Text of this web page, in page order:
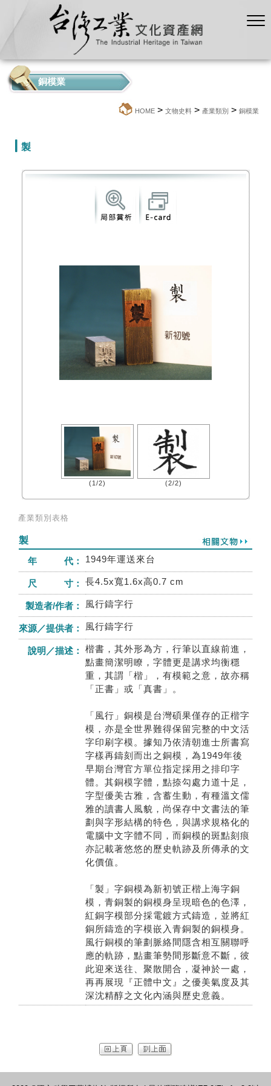
銅模業
HOME > 文物史料 > 產業類別 > 銅模業
製
(1/2) (2/2)
產業類別表格
製
年 代：
1949年運送來台
尺 寸： 長4.5x寬1.6x高0.7 cm
製造者/作者： 風行鑄字行
來源／提供者： 風行鑄字行
說明／描述：
楷書，其外形為方，行筆以直線前進，
點畫簡潔明瞭，字體更是講求均衡穩
重，其謂「楷」，有模範之意，故亦稱
「正書」或「真書」。
「風行」銅模是台灣碩果僅存的正楷字
模，亦是全世界難得保留完整的中文活
字印刷字模。據知乃依清朝進士所書寫
字樣再鑄刻而出之銅模，為1949年後
早期台灣官方單位指定採用之排印字
體。其銅模字體，點捺勾處力道十足，
字型優美古雅，含蓄生動，有種溫文儒
雅的讀書人風貌，尚保存中文書法的筆
劃與字形結構的特色，與講求規格化的
電腦中文字體不同，而銅模的斑點刻痕
亦記載著悠悠的歷史軌跡及所傳承的文
化價值。
「製」字銅模為新初號正楷上海字銅
模，青銅製的銅模身呈現暗色的色澤，
紅銅字模部分採電鍍方式鑄造，並將紅
銅所鑄造的字模嵌入青銅製的銅模身。
風行銅模的筆劃脈絡間隱含相互關聯呼
應的軌跡，點畫筆勢間形斷意不斷，彼
此迎來送往、聚散開合，凝神於一處，
再再展現『正體中文』之優美氣度及其
深沈精醇之文化內涵與歷史意義。